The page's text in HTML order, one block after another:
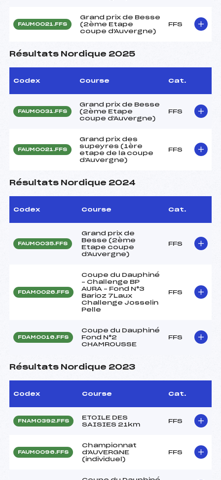
FAUM0021.FFS
Grand prix de Besse
(2ème Etape
coupe d'Auvergne)
FFS
Résultats Nordique 2025
Codex Course Cat.
FAUM0031.FFS
Grand prix de Besse
(2ème Etape
coupe d'Auvergne)
FFS
FAUM0021.FFS
Grand prix des
supeyres (1ère
etape de la coupe
d'Auvergne)
FFS
Résultats Nordique 2024
Codex Course Cat.
FAUM0035.FFS
Grand prix de
Besse (2ème
Etape coupe
d'Auvergne)
FFS
FDAM0026.FFS
Coupe du Dauphiné
– Challenge BP
AURA – Fond N°3
Barioz 7Laux
Challenge Josselin
Pelle
FFS
FDAM0016.FFS
Coupe du Dauphiné
Fond N°2
CHAMROUSSE
FFS
Résultats Nordique 2023
Codex Course Cat.
FNAM0392.FFS
ETOILE DES
SAISIES 21km
FFS
FAUM0096.FFS
Championnat
d'AUVERGNE
(individuel)
FFS